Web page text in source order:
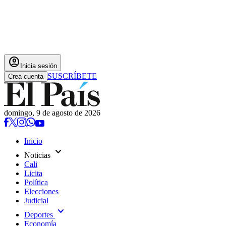
account_circle Inicia sesión
Crea cuenta SUSCRÍBETE
domingo, 9 de agosto de 2026
Inicio
Noticias expand_more
Cali
Licita
Política
Elecciones
Judicial
Deportes expand_more
Economía